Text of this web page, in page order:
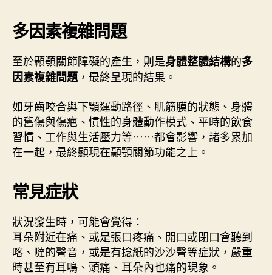
多因素複雜問題
至於顳顎關節障礙的產生，則是身體整體結構的多
因素複雜問題，最終呈現的結果。
如牙齒咬合與下顎運動路徑、肌筋膜的狀態、身體
的舊傷與傷疤、慣性的身體動作模式、平時的飲食
習慣、工作與生活壓力等⋯⋯都會影響，諸多累加
在一起，最終顯現在顳顎關節功能之上。
常見症狀
狀況發生時，可能會覺得：
耳朵附近在痛、或是張口疼痛、開口或閉口會聽到
喀、噠的聲音，或是有捻紙的沙沙聲等症狀，嚴重
時甚至有耳鳴、頭痛、耳朵內也痛的現象。